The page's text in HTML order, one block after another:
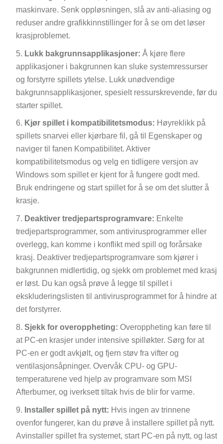
maskinvare. Senk oppløsningen, slå av anti-aliasing og
reduser andre grafikkinnstillinger for å se om det løser
krasjproblemet.
Lukk bakgrunnsapplikasjoner: Å kjøre flere
applikasjoner i bakgrunnen kan sluke systemressurser
og forstyrre spillets ytelse. Lukk unødvendige
bakgrunnsapplikasjoner, spesielt ressurskrevende, før du
starter spillet.
Kjør spillet i kompatibilitetsmodus: Høyreklikk på
spillets snarvei eller kjørbare fil, gå til Egenskaper og
naviger til fanen Kompatibilitet. Aktiver
kompatibilitetsmodus og velg en tidligere versjon av
Windows som spillet er kjent for å fungere godt med.
Bruk endringene og start spillet for å se om det slutter å
krasje.
Deaktiver tredjepartsprogramvare: Enkelte
tredjepartsprogrammer, som antivirusprogrammer eller
overlegg, kan komme i konflikt med spill og forårsake
krasj. Deaktiver tredjepartsprogramvare som kjører i
bakgrunnen midlertidig, og sjekk om problemet med krasj
er løst. Du kan også prøve å legge til spillet i
ekskluderingslisten til antivirusprogrammet for å hindre at
det forstyrrer.
Sjekk for overoppheting: Overoppheting kan føre til
at PC-en krasjer under intensive spilløkter. Sørg for at
PC-en er godt avkjølt, og fjern støv fra vifter og
ventilasjonsåpninger. Overvåk CPU- og GPU-
temperaturene ved hjelp av programvare som MSI
Afterburner, og iverksett tiltak hvis de blir for varme.
Installer spillet på nytt: Hvis ingen av trinnene
ovenfor fungerer, kan du prøve å installere spillet på nytt.
Avinstaller spillet fra systemet, start PC-en på nytt, og last